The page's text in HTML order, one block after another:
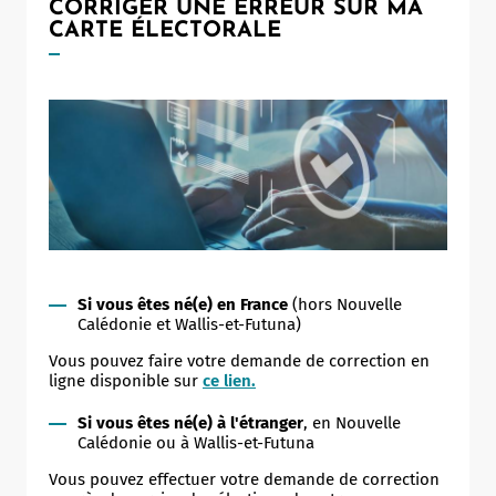
CORRIGER UNE ERREUR SUR MA
CARTE ÉLECTORALE
Si vous êtes né(e) en France (hors Nouvelle
Calédonie et Wallis-et-Futuna)
Vous pouvez faire votre demande de correction en
ligne disponible sur ce lien.
Si vous êtes né(e) à l'étranger, en Nouvelle
Calédonie ou à Wallis-et-Futuna
Vous pouvez effectuer votre demande de correction